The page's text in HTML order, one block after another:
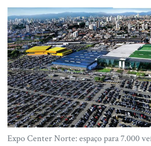
Expo Center Norte: espaço para 7.000